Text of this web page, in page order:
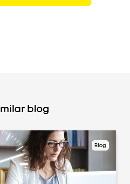
blog
Blog